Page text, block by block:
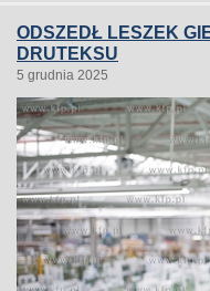
ODSZEDŁ LESZEK
DRUTEKSU
5 grudnia 2025